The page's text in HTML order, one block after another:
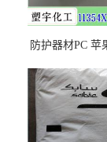
防护器材PC 苹
之